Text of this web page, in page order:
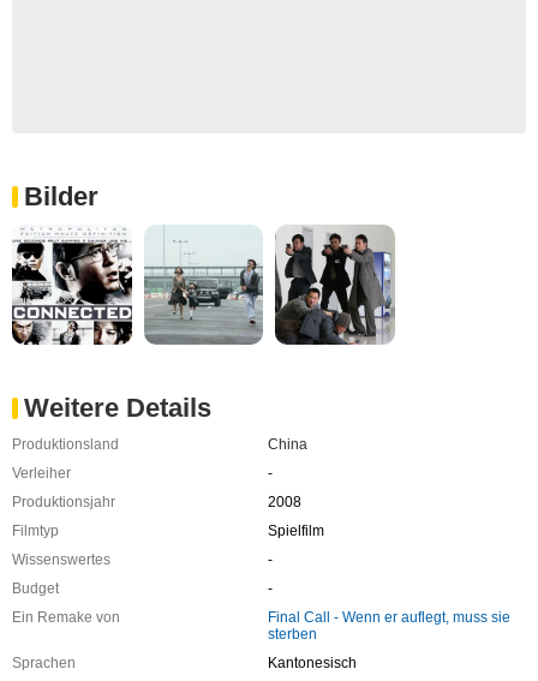
Bilder
Weitere Details
Produktionsland
China
Verleiher
-
Produktionsjahr
2008
Filmtyp
Spielfilm
Wissenswertes
-
Budget
-
Ein Remake von
Final Call - Wenn er auflegt, muss sie
sterben
Sprachen
Kantonesisch